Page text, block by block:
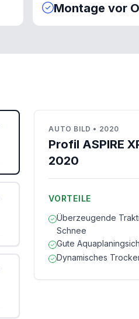
Montage vor
AUTO BILD • 2020
Profil ASPIRE
2020
VORTEILE
Überzeugende
Schnee
Gute
Dynamisches